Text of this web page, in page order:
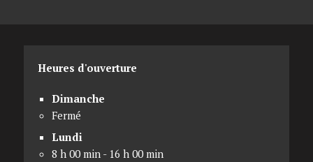
Heures d'ouverture
Dimanche
Fermé
Lundi
8 h 00 min - 16 h 00 min